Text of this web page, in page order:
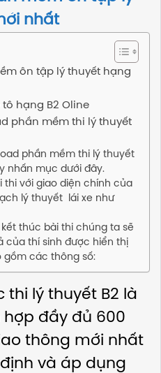
nhất
ôn tập lý thuyết hạng
hạng B2 Oline
phần mềm thi lý thuyết
phần mềm thi lý thuyết
nhấn mục dưới đây.
với giao diện chính của
lý thuyết lái xe như
thúc bài thi chúng ta sẽ
của thí sinh được hiển thị
gồm các thông số:
lý thuyết B2 là
đầy đủ 600
thông mới nhất
định và áp dụng